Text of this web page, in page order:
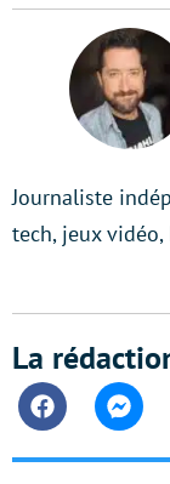
Journaliste
tech, jeux vidéo,
La
Facebook